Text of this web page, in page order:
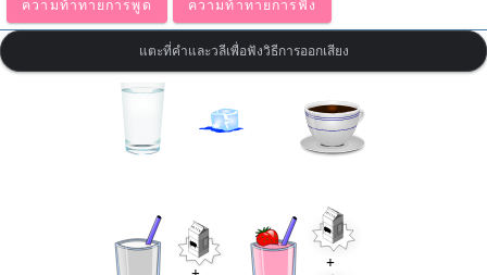
ความท้าทายการพูด ความท้าทายการฟัง
แตะที่คำและวลีเพื่อฟังวิธีการออกเสียง